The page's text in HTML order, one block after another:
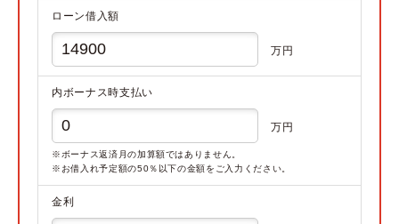
ローン借入額
万円
内ボーナス時支払い
万円
※ボーナス返済月の加算額ではありません。
※お借入れ予定額の50％以下の金額をご入力ください。
金利